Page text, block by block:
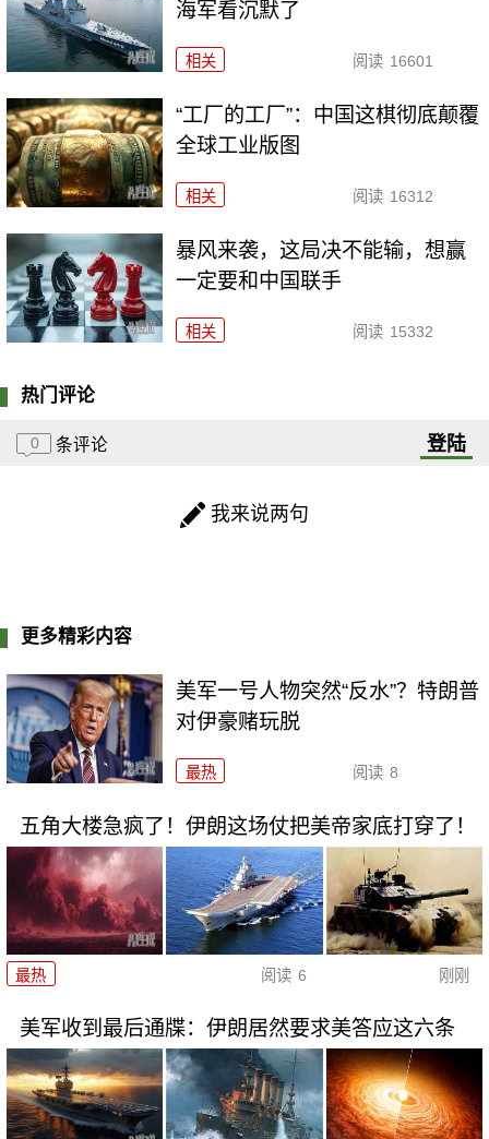
海军看沉默了
相关 阅读 16601
“工厂的工厂”：中国这棋彻底颠覆
全球工业版图
相关 阅读 16312
暴风来袭，这局决不能输，想赢
一定要和中国联手
相关 阅读 15332
热门评论
0 条评论 登陆
我来说两句
更多精彩内容
美军一号人物突然“反水”？特朗普
对伊豪赌玩脱
最热 阅读 8
五角大楼急疯了！伊朗这场仗把美帝家底打穿了！
最热 阅读 6 刚刚
美军收到最后通牒：伊朗居然要求美答应这六条